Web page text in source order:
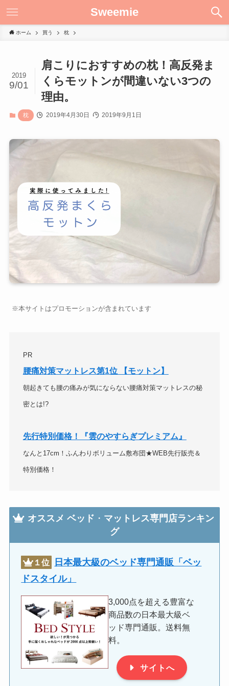
Sweemie
ホーム 買う 枕
肩こりにおすすめの枕！高反発ま
くらモットンが間違いない3つの
理由。
2019
9/01
枕 2019年4月30日 2019年9月1日
※本サイトはプロモーションが含まれています
PR
腰痛対策マットレス第1位 【モットン】
朝起きても腰の痛みが気にならない腰痛対策マットレスの秘
密とは!?
先行特別価格！『雲のやすらぎプレミアム』
なんと17cm！ふんわりボリューム敷布団★WEB先行販売＆
特別価格！
オススメ ベッド ・ マットレス専門店ランキン
グ
１位
日本最大級のベッド専門通販「ベッ
ドスタイル」
3,000点を超える豊富な
商品数の日本最大級ベ
ッド専門通販。送料無
料。
サイトへ